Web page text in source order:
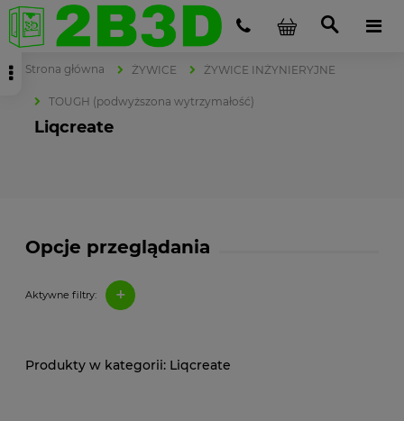
Strona główna ŻYWICE ŻYWICE INŻYNIERYJNE
TOUGH (podwyższona wytrzymałość)
Liqcreate
Opcje przeglądania
Aktywne filtry: +
Liqcreate